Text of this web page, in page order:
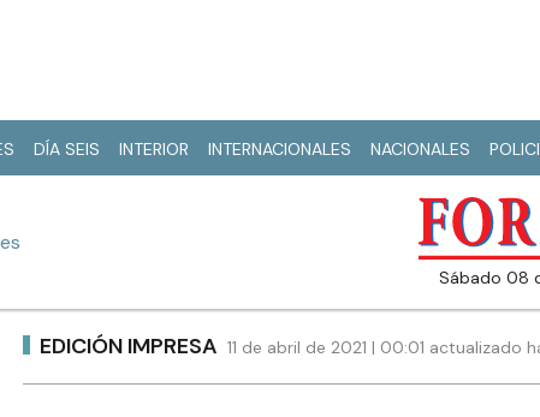
DÍA SEIS INTERIOR INTERNACIONALES NACIONALES
sábado 08
EDICIÓN IMPRESA 11 de abril de 2021 | 00:01 actualizado